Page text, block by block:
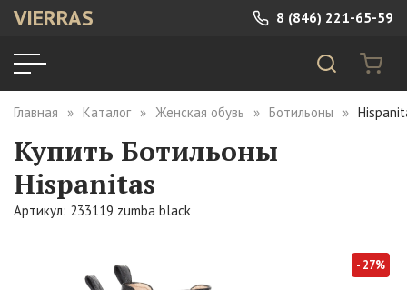
VIERRAS 8 (846) 221-65-59
Главная Каталог Женская обувь Ботильоны
Купить Ботильоны
Hispanitas
Артикул: 233119 zumba black
- 27%